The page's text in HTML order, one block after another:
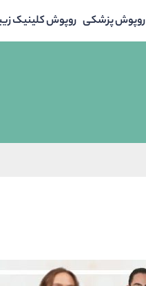
روپوش پزشکی روپوش کلینیک